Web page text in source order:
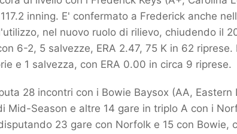
inning. E' confermato a Frederick anche
nel nuovo ruolo di rilievo, chiudendo il
6-2, 5 salvezze, ERA 2.47, 75 K in 62
e 1 salvezza, con ERA 0.00 in circa 9 riprese.
28 incontri con i Bowie Baysox (AA,
Mid-Season e altre 14 gare in triplo A con i
23 gare con Norfolk e 15 con Bowie,